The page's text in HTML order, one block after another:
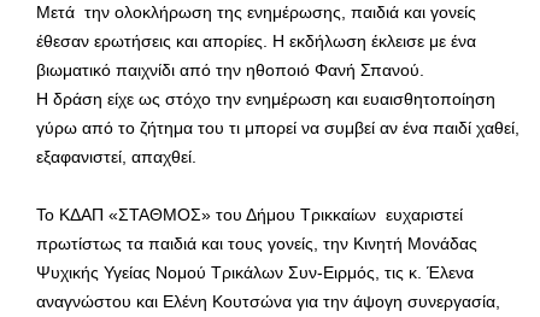
Μετά την ολοκλήρωση της ενημέρωσης, παιδιά και γονείς
έθεσαν ερωτήσεις και απορίες. Η εκδήλωση έκλεισε με ένα
βιωματικό παιχνίδι από την ηθοποιό Φανή Σπανού.
Η δράση είχε ως στόχο την ενημέρωση και ευαισθητοποίηση
γύρω από το ζήτημα του τι μπορεί να συμβεί αν ένα παιδί χαθεί,
εξαφανιστεί, απαχθεί.
Το ΚΔΑΠ «ΣΤΑΘΜΟΣ» του Δήμου Τρικκαίων ευχαριστεί
πρωτίστως τα παιδιά και τους γονείς, την Κινητή Μονάδας
Ψυχικής Υγείας Νομού Τρικάλων Συν-Ειρμός, τις κ. Έλενα
αναγνώστου και Ελένη Κουτσώνα για την άψογη συνεργασία,